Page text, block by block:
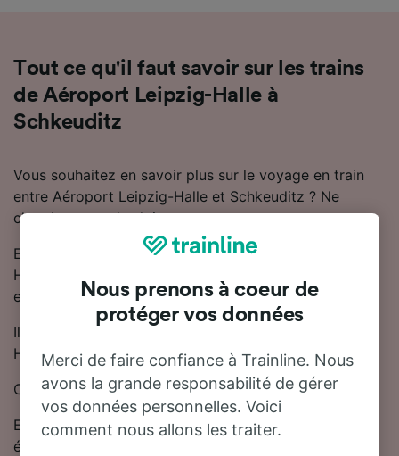
Tout ce qu'il faut savoir sur les trains
de Aéroport Leipzig-Halle à
Schkeuditz
Vous souhaitez en savoir plus sur le voyage en train
entre Aéroport Leipzig-Halle et Schkeuditz ? Ne
cherchez pas plus loin.
En moyenne, le trajet en train entre Aéroport Leipzig-
Halle et Schkeuditz dure 39 minutes. Chaque jour,
environ 43 trains trains circulent sur cette ligne.
Il existe des trains directs reliant Aéroport Leipzig-
Halle et Schkeuditz.
Cette ligne est desservie par DB.
En réservant à l'avance, vous pouvez faire des
économies sur le prix des billets entre Aéroport
Nous prenons à coeur de
protéger vos données
Merci de faire confiance à Trainline. Nous
avons la grande responsabilité de gérer
vos données personnelles. Voici
comment nous allons les traiter.